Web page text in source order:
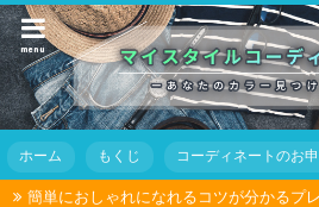
menu
ホーム もくじ コーディネートのお
簡単におしゃれになれるコツが分かるプ